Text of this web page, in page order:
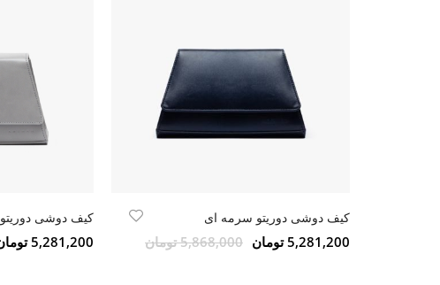
کیف دوشی دوریتو سرمه ای
5,281,200 تومان 5,868,000 تومان
کیف دوشی دوریتو
5,281,200 تومان